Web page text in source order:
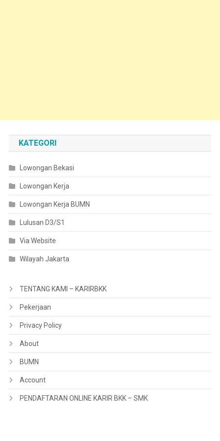
KATEGORI
Lowongan Bekasi
Lowongan Kerja
Lowongan Kerja BUMN
Lulusan D3/S1
Via Website
Wilayah Jakarta
TENTANG KAMI – KARIRBKK
Pekerjaan
Privacy Policy
About
BUMN
Account
PENDAFTARAN ONLINE KARIR BKK – SMK